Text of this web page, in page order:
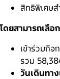
สิทธิพิเศษ
โดยสามารถเลือ
เข้าร่วมกิ
รวม
วันเดินทาง